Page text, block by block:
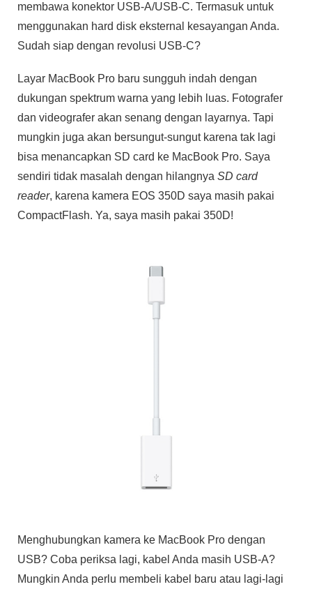
membawa konektor USB-A/USB-C. Termasuk untuk
menggunakan hard disk eksternal kesayangan Anda.
Sudah siap dengan revolusi USB-C?
Layar MacBook Pro baru sungguh indah dengan
dukungan spektrum warna yang lebih luas. Fotografer
dan videografer akan senang dengan layarnya. Tapi
mungkin juga akan bersungut-sungut karena tak lagi
bisa menancapkan SD card ke MacBook Pro. Saya
sendiri tidak masalah dengan hilangnya SD card
reader, karena kamera EOS 350D saya masih pakai
CompactFlash. Ya, saya masih pakai 350D!
Menghubungkan kamera ke MacBook Pro dengan
USB? Coba periksa lagi, kabel Anda masih USB-A?
Mungkin Anda perlu membeli kabel baru atau lagi-lagi